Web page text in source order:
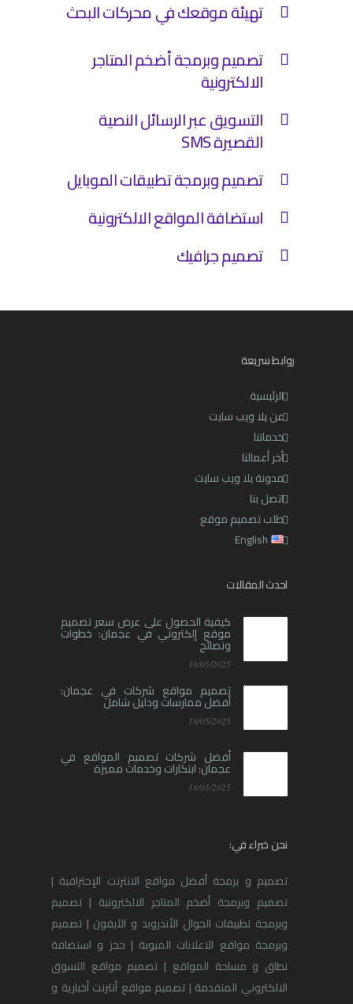
تهيئة موقعك في محركات البحث
تصميم وبرمجة أضخم المتاجر
الالكترونية
التسويق عبر الرسائل النصية
القصيرة SMS
تصميم وبرمجة تطبيقات الموبايل
استضافة المواقع الالكترونية
تصميم جرافيك
روابط سريعة
الرئيسية
عن يلا ويب سايت
خدماتنا
أخر أعمالنا
مدونة يلا ويب سايت
اتصل بنا
طلب تصميم موقع
English
احدث المقالات
كيفية الحصول على عرض سعر تصميم
موقع إلكتروني في عجمان: خطوات
ونصائح
18/05/2025
تصميم مواقع شركات في عجمان:
أفضل ممارسات ودليل شامل
18/05/2025
أفضل شركات تصميم المواقع في
عجمان: ابتكارات وخدمات مميزة
18/05/2025
نحن خبراء في:
تصميم و برمجة أفضل مواقع الانترنت الإحترافية |
تصميم وبرمجة أضخم المتاجر الالكترونية | تصميم
وبرمجة تطبيقات الجوال الأندرويد و الآيفون | تصميم
وبرمجة مواقع الاعلانات المبوبة | حجز و استضافة
نطاق و مساحة المواقع | تصميم مواقع التسوق
الالكتروني المتقدمة | تصميم مواقع أنترنت أخبارية و